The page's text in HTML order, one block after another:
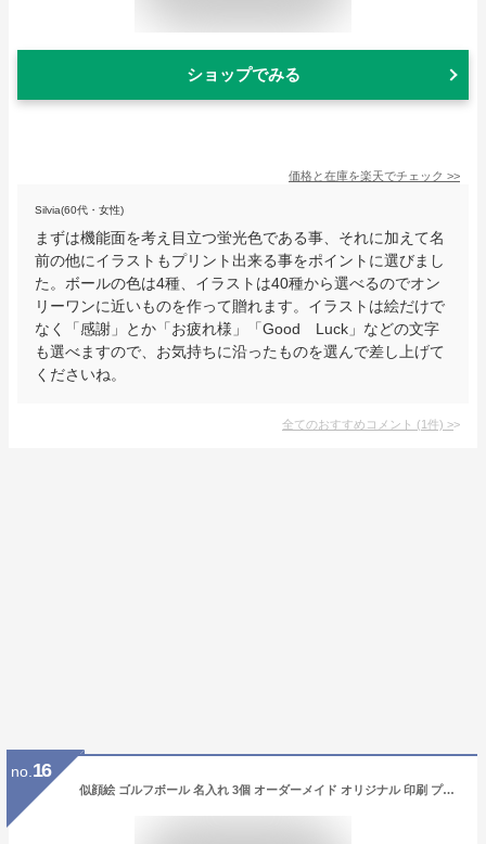
ショップでみる
価格と在庫を楽天でチェック >>
Silvia(60代・女性)
まずは機能面を考え目立つ蛍光色である事、それに加えて名
前の他にイラストもプリント出来る事をポイントに選びまし
た。ボールの色は4種、イラストは40種から選べるのでオン
リーワンに近いものを作って贈れます。イラストは絵だけで
なく「感謝」とか「お疲れ様」「Good Luck」などの文字
も選べますので、お気持ちに沿ったものを選んで差し上げて
くださいね。
全てのおすすめコメント (1件) >
no. 16
似顔絵 ゴルフボール 名入れ 3個 オーダーメイド オリジナル 印刷 プリント ギフト 贈り物 プレゼント 記念日 誕生日 還暦 退職祝 ホールインワン ゴルフグッズ キャロウェイ 送料無料 包装無料